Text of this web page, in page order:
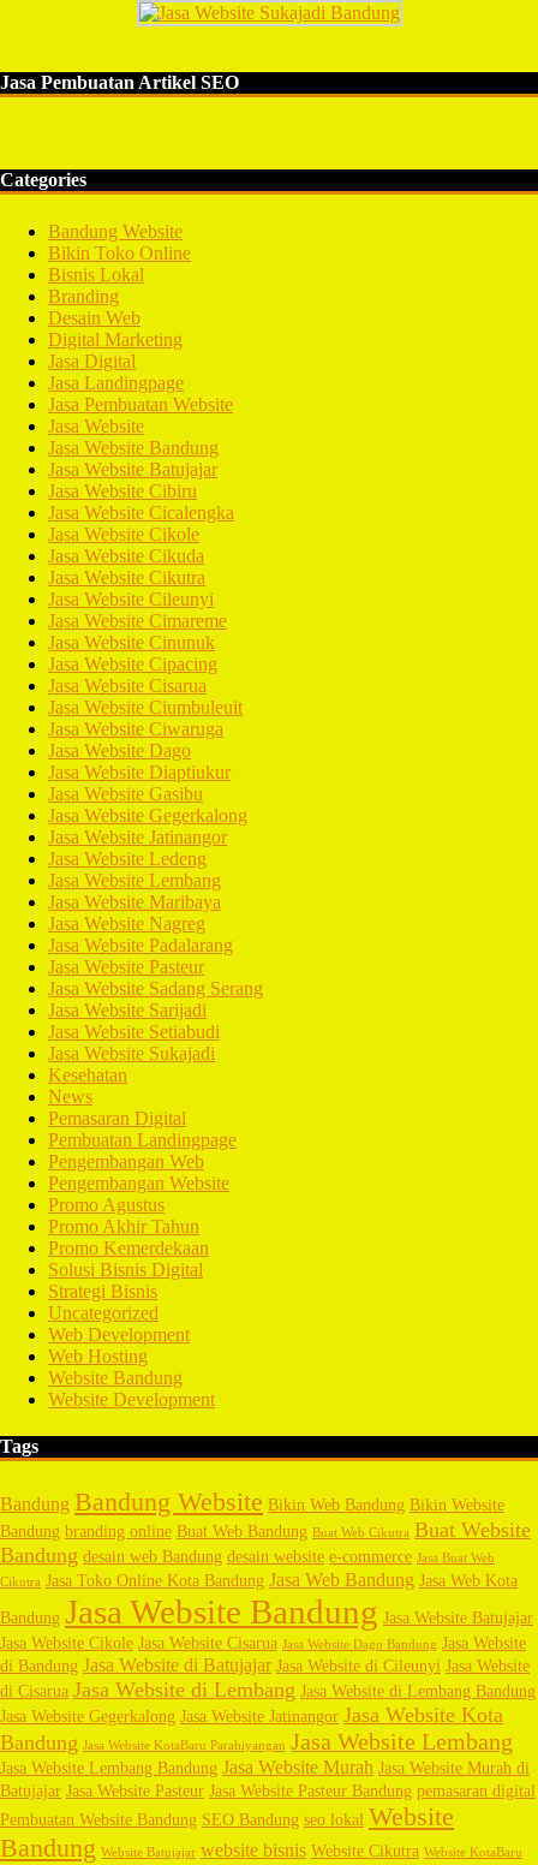
Jasa Pembuatan Artikel SEO
Categories
Bandung Website
Bikin Toko Online
Bisnis Lokal
Branding
Desain Web
Digital Marketing
Jasa Digital
Jasa Landingpage
Jasa Pembuatan Website
Jasa Website
Jasa Website Bandung
Jasa Website Batujajar
Jasa Website Cibiru
Jasa Website Cicalengka
Jasa Website Cikole
Jasa Website Cikuda
Jasa Website Cikutra
Jasa Website Cileunyi
Jasa Website Cimareme
Jasa Website Cinunuk
Jasa Website Cipacing
Jasa Website Cisarua
Jasa Website Ciumbuleuit
Jasa Website Ciwaruga
Jasa Website Dago
Jasa Website Diaptiukur
Jasa Website Gasibu
Jasa Website Gegerkalong
Jasa Website Jatinangor
Jasa Website Ledeng
Jasa Website Lembang
Jasa Website Maribaya
Jasa Website Nagreg
Jasa Website Padalarang
Jasa Website Pasteur
Jasa Website Sadang Serang
Jasa Website Sarijadi
Jasa Website Setiabudi
Jasa Website Sukajadi
Kesehatan
News
Pemasaran Digital
Pembuatan Landingpage
Pengembangan Web
Pengembangan Website
Promo Agustus
Promo Akhir Tahun
Promo Kemerdekaan
Solusi Bisnis Digital
Strategi Bisnis
Uncategorized
Web Development
Web Hosting
Website Bandung
Website Development
Tags
Bandung Bandung Website Bikin Web Bandung Bikin Website
Bandung branding online Buat Web Bandung Buat Web Cikutra Buat Website
Bandung desain web Bandung desain website e-commerce Jasa Buat Web
Cikutra Jasa Toko Online Kota Bandung Jasa Web Bandung Jasa Web Kota
Bandung Jasa Website Bandung Jasa Website Batujajar
Jasa Website Cikole Jasa Website Cisarua Jasa Website Dago Bandung Jasa Website
di Bandung Jasa Website di Batujajar Jasa Website di Cileunyi Jasa Website
di Cisarua Jasa Website di Lembang Jasa Website di Lembang Bandung
Jasa Website Gegerkalong Jasa Website Jatinangor Jasa Website Kota
Bandung Jasa Website KotaBaru Parahiyangan Jasa Website Lembang
Jasa Website Lembang Bandung Jasa Website Murah Jasa Website Murah di
Batujajar Jasa Website Pasteur Jasa Website Pasteur Bandung pemasaran digital
Pembuatan Website Bandung SEO Bandung seo lokal Website
Bandung Website Batujajar website bisnis Website Cikutra Website KotaBaru